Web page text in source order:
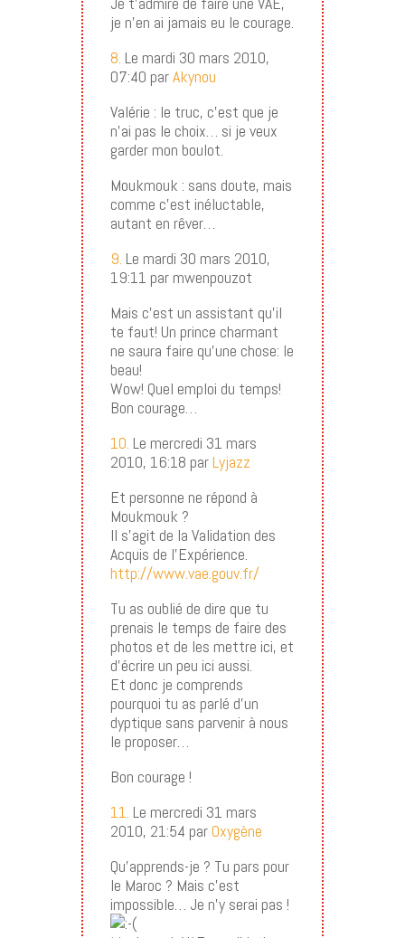
je n’en ai jamais eu le courage.
8. Le mardi 30 mars 2010,
07:40 parAkynou
Valérie : le truc, c’est que je
n’ai pas le choix… si je veux
garder mon boulot.
Moukmouk : sans doute, mais
comme c’est inéluctable,
autant en rêver…
9. Le mardi 30 mars 2010,
19:11 par mwenpouzot
Mais c’est un assistant qu’il
te faut! Un prince charmant
ne saura faire qu’une chose: le
beau!
Wow! Quel emploi du temps!
Bon courage…
10. Le mercredi 31 mars
2010, 16:18 parLyjazz
Et personne ne répond à
Moukmouk ?
Il s’agit de la Validation des
Acquis de l’Expérience.
http://www.vae.gouv.fr/
Tu as oublié de dire que tu
prenais le temps de faire des
photos et de les mettre ici, et
d’écrire un peu ici aussi.
Et donc je comprends
pourquoi tu as parlé d’un
dyptique sans parvenir à nous
le proposer…
Bon courage !
11. Le mercredi 31 mars
2010, 21:54 parOxygène
Qu’apprends-je ? Tu pars pour
le Maroc ? Mais c’est
impossible… Je n’y serai pas !